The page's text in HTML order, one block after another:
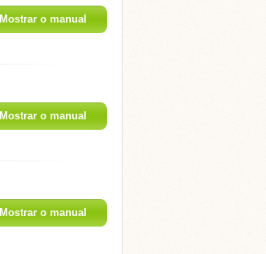
Mostrar o manual
Mostrar o manual
Mostrar o manual